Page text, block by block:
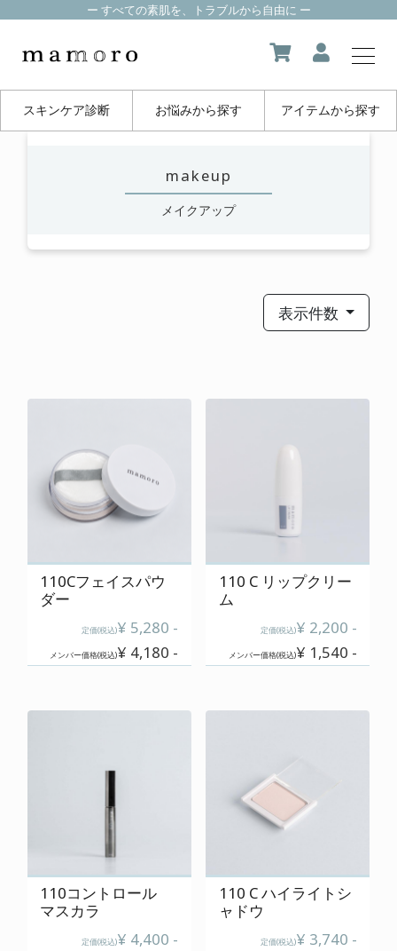
ー すべての素肌を、トラブルから自由に ー
スキンケア診断 お悩みから探す アイテムから探す
mamoroについて
よくある質問
カートの中を見る
contact
salon
membership
特定商取引に関する表記
プライバシーポリシー
運営会社
makeup
メイクアップ
表示件数
110Cフェイスパウ
ダー
定価(税込)¥ 5,280 -
メンバー価格(税込)¥ 4,180 -
110 C リップクリー
ム
定価(税込)¥ 2,200 -
メンバー価格(税込)¥ 1,540 -
110コントロール
マスカラ
定価(税込)¥ 4,400 -
110 C ハイライトシ
ャドウ
定価(税込)¥ 3,740 -